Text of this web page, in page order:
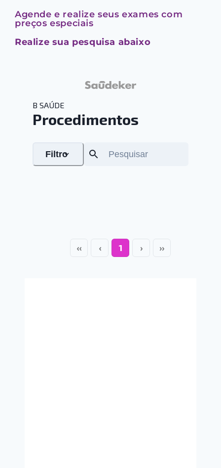
Agende e realize seus exames com
preços especiais
Realize sua pesquisa abaixo